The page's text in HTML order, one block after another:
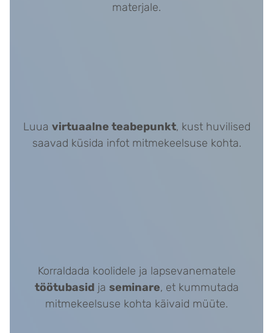
materjale.
Luua virtuaalne teabepunkt, kust huvilised
saavad küsida infot mitmekeelsuse kohta.
Korraldada koolidele ja lapsevanematele
töötubasidja seminare, et kummutada
mitmekeelsuse kohta käivaid müüte.